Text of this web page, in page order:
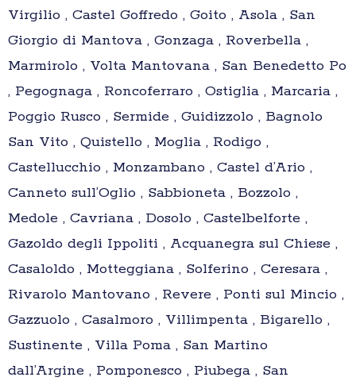
Virgilio , Castel Goffredo , Goito , Asola , San
Giorgio di Mantova , Gonzaga , Roverbella ,
Marmirolo , Volta Mantovana , San Benedetto Po
, Pegognaga , Roncoferraro , Ostiglia , Marcaria ,
Poggio Rusco , Sermide , Guidizzolo , Bagnolo
San Vito , Quistello , Moglia , Rodigo ,
Castellucchio , Monzambano , Castel d’Ario ,
Canneto sull’Oglio , Sabbioneta , Bozzolo ,
Medole , Cavriana , Dosolo , Castelbelforte ,
Gazoldo degli Ippoliti , Acquanegra sul Chiese ,
Casaloldo , Motteggiana , Solferino , Ceresara ,
Rivarolo Mantovano , Revere , Ponti sul Mincio ,
Gazzuolo , Casalmoro , Villimpenta , Bigarello ,
Sustinente , Villa Poma , San Martino
dall’Argine , Pomponesco , Piubega , San